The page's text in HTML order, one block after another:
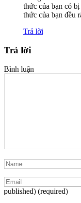
thức của bạn có
thức của bạn đều
Trả lời
Trả lời
Bình luận
published) (required)